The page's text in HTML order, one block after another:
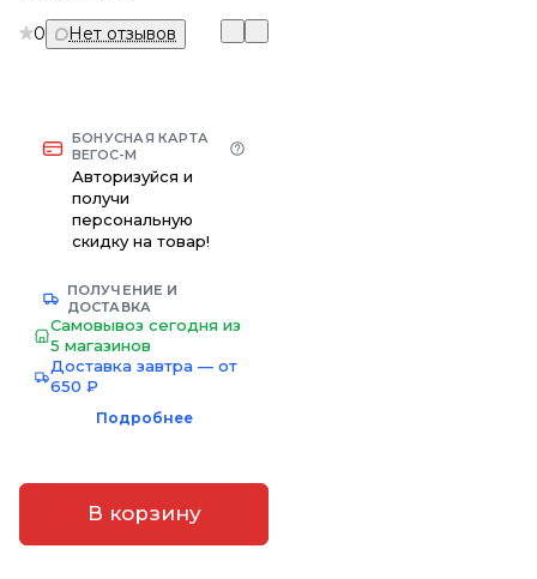
0 Нет отзывов
БОНУСНАЯ КАРТА
ВЕГОС-М
Авторизуйся и
получи
персональную
скидку на товар!
ПОЛУЧЕНИЕ И
ДОСТАВКА
Самовывоз сегодня из
5 магазинов
Доставка завтра — от
650 ₽
Подробнее
В корзину